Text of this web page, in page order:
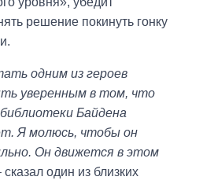
решение покинуть гонку
одним из героев
уверенным в том, что
Байдена
Я молюсь, чтобы он
Он движется в этом
сказал один из близких